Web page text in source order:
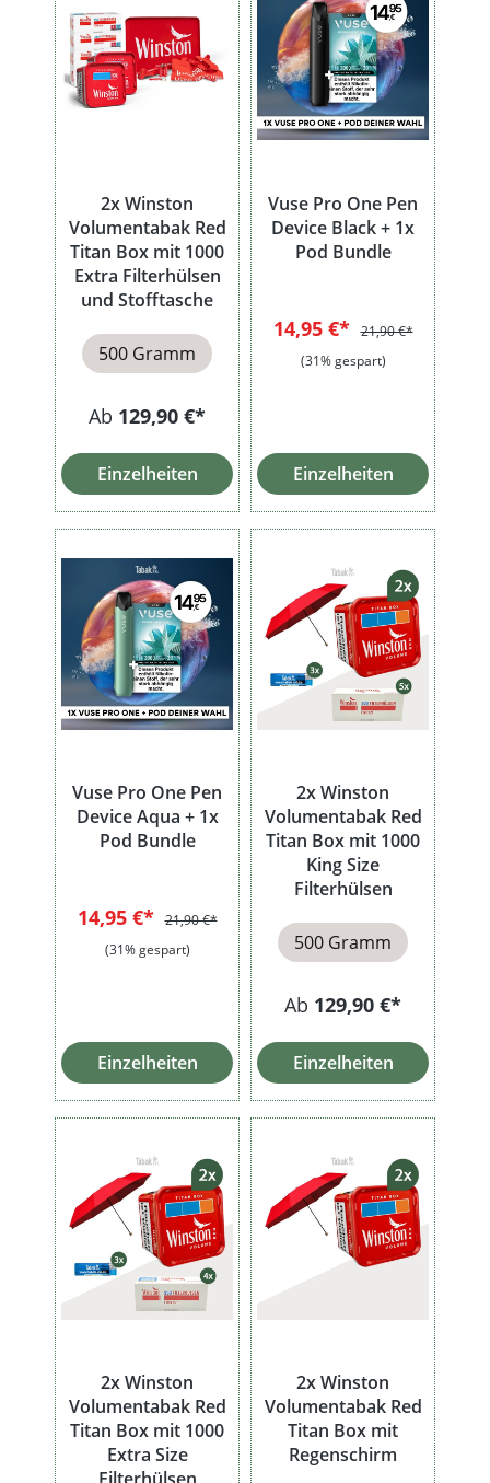
2x Winston
Volumentabak Red
Titan Box mit 1000
Extra Filterhülsen
und Stofftasche
500 Gramm
Ab 129,90 €*
Einzelheiten
Vuse Pro One Pen
Device Black + 1x
Pod Bundle
14,95 €* 21,90 €*
(31% gespart)
Einzelheiten
Vuse Pro One Pen
Device Aqua + 1x
Pod Bundle
14,95 €* 21,90 €*
(31% gespart)
Einzelheiten
2x Winston
Volumentabak Red
Titan Box mit 1000
King Size
Filterhülsen
500 Gramm
Ab 129,90 €*
Einzelheiten
2x Winston
Volumentabak Red
Titan Box mit 1000
Extra Size
2x Winston
Volumentabak Red
Titan Box mit
Regenschirm